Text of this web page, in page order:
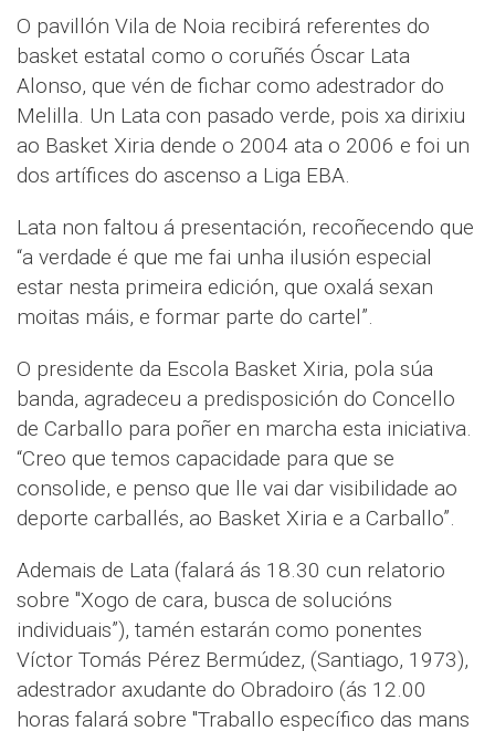
O pavillón Vila de Noia recibirá referentes do
basket estatal como o coruñés Óscar Lata
Alonso, que vén de fichar como adestrador do
Melilla. Un Lata con pasado verde, pois xa dirixiu
ao Basket Xiria dende o 2004 ata o 2006 e foi un
dos artífices do ascenso a Liga EBA.
Lata non faltou á presentación, recoñecendo que
“a verdade é que me fai unha ilusión especial
estar nesta primeira edición, que oxalá sexan
moitas máis, e formar parte do cartel”.
O presidente da Escola Basket Xiria, pola súa
banda, agradeceu a predisposición do Concello
de Carballo para poñer en marcha esta iniciativa.
“Creo que temos capacidade para que se
consolide, e penso que lle vai dar visibilidade ao
deporte carballés, ao Basket Xiria e a Carballo”.
Ademais de Lata (falará ás 18.30 cun relatorio
sobre "Xogo de cara, busca de solucións
individuais”), tamén estarán como ponentes
Víctor Tomás Pérez Bermúdez, (Santiago, 1973),
adestrador axudante do Obradoiro (ás 12.00
horas falará sobre "Traballo específico das mans